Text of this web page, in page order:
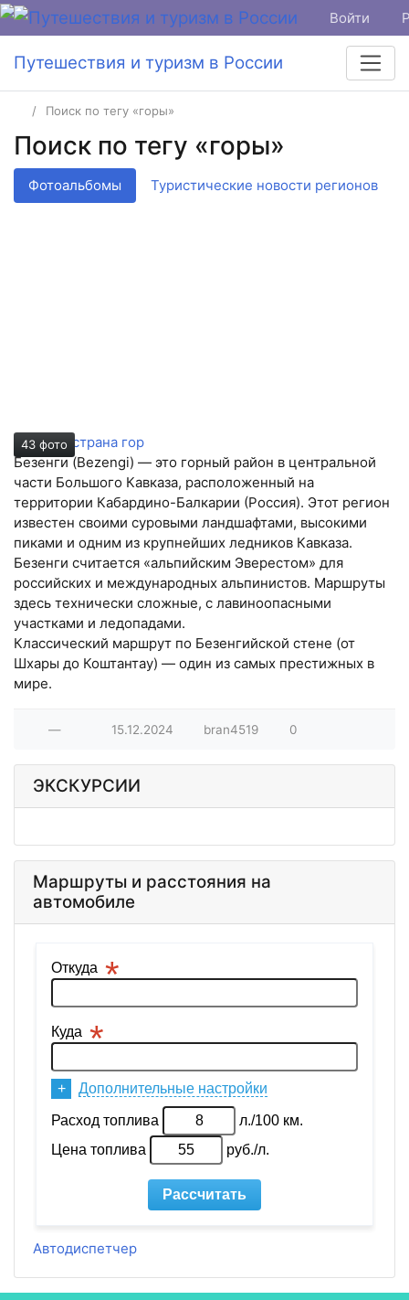
Войти
Путешествия и туризм в России
Поиск по тегу «горы»
Поиск по тегу «горы»
Фотоальбомы Туристические новости регионов
43 фото
Безенги страна гор
Безенги (Bezengi) — это горный район в центральной
части Большого Кавказа, расположенный на
территории Кабардино-Балкарии (Россия). Этот регион
известен своими суровыми ландшафтами, высокими
пиками и одним из крупнейших ледников Кавказа.
Безенги считается «альпийским Эверестом» для
российских и международных альпинистов. Маршруты
здесь технически сложные, с лавиноопасными
участками и ледопадами.
Классический маршрут по Безенгийской стене (от
Шхары до Коштантау) — один из самых престижных в
мире.
— 15.12.2024 bran4519 0
ЭКСКУРСИИ
Маршруты и расстояния на
автомобиле
Автодиспетчер